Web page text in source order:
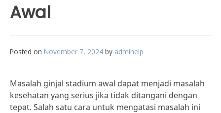
Awal
Posted on November 7, 2024 by adminelp
Masalah ginjal stadium awal dapat menjadi masalah
kesehatan yang serius jika tidak ditangani dengan
tepat. Salah satu cara untuk mengatasi masalah ini